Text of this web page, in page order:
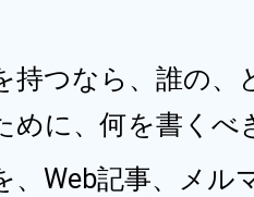
持つなら、誰の、
めに、何を書くべ
、Web記事、メル